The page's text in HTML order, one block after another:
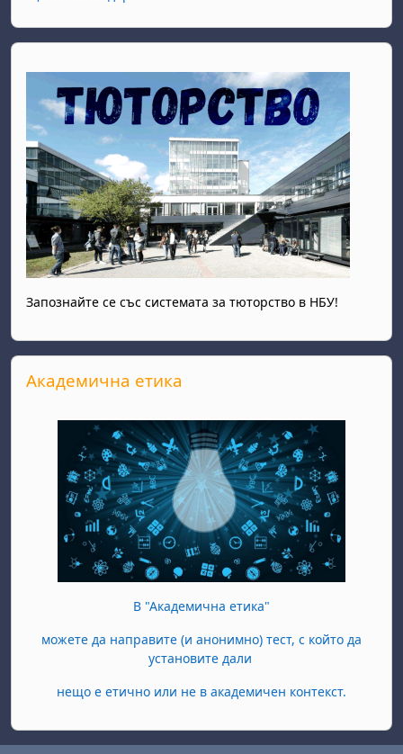
Запознайте се със системата за тюторство в НБУ!
Прескочи Академична етика
Академична етика
В "Академична етика"
можете да направите (и анонимно) тест, с който да
установите дали
нещо е етично или не в академичен контекст.